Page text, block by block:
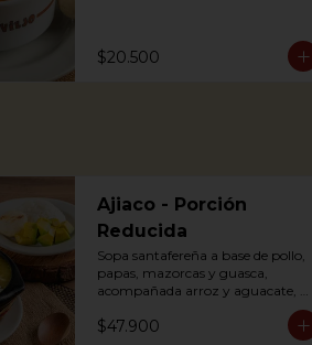
$20.500
Ajiaco - Porción
Reducida
Sopa santafereña a base de pollo,
papas, mazorcas y guasca,
acompañada arroz y aguacate,
crema de leche y alcaparras. (Foto
de porción completa).
$47.900